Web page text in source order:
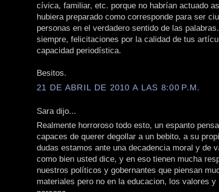
cívica, familiar, etc. porque no habrían actuado
hubiera preparado como corresponde para ser
personas en el verdadero sentido de las
siempre, felicitaciones por la calidad de tus
capacidad periodística.
Besitos.
21 DE ABRIL DE 2010 A LAS 8:00 P.M.
Sara dijo...
Realmente horroroso todo esto, un espanto
capaces de querer degollar a un bebito, a su
dudas estamos ante una decadencia moral y de
como bien usted dice, y en eso tienen mucha
nuestros políticos y gobernantes que piensan
materiales pero no en la educacion, los valores y